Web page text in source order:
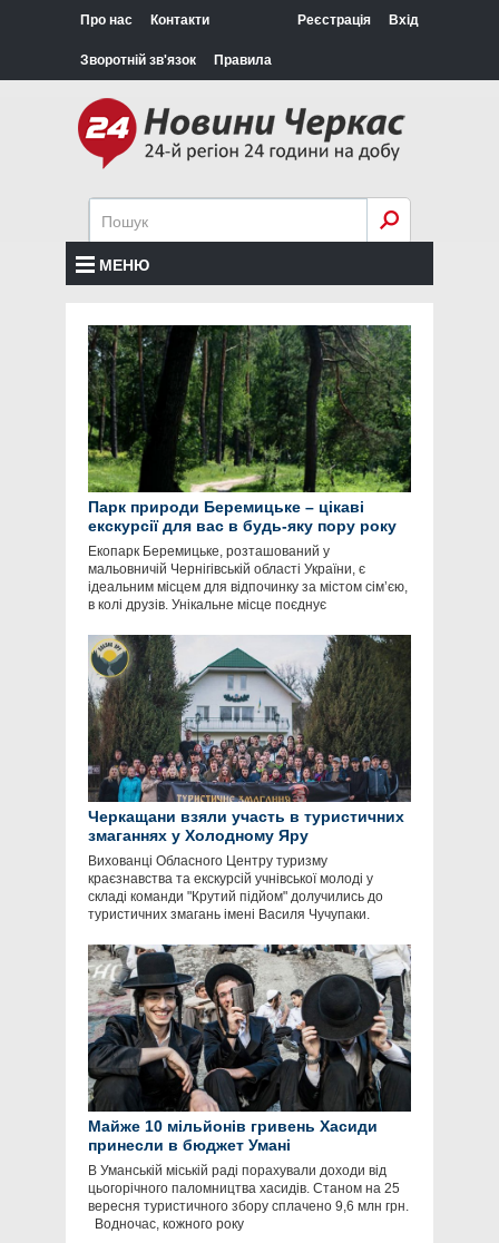
Про нас Контакти
Зворотній зв'язок Правила
Реєстрація Вхід
МЕНЮ
Парк природи Беремицьке – цікаві
екскурсії для вас в будь-яку пору року
Екопарк Беремицьке, розташований у
мальовничій Чернігівській області України, є
ідеальним місцем для відпочинку за містом сім’єю,
в колі друзів. Унікальне місце поєднує
Черкащани взяли участь в туристичних
змаганнях у Холодному Яру
Вихованці Обласного Центру туризму
краєзнавства та екскурсій учнівської молоді у
складі команди "Крутий підйом" долучились до
туристичних змагань імені Василя Чучупаки.
Майже 10 мільйонів гривень Хасиди
принесли в бюджет Умані
В Уманській міській раді порахували доходи від
цьогорічного паломництва хасидів. Станом на 25
вересня туристичного збору сплачено 9,6 млн грн.
Водночас, кожного року